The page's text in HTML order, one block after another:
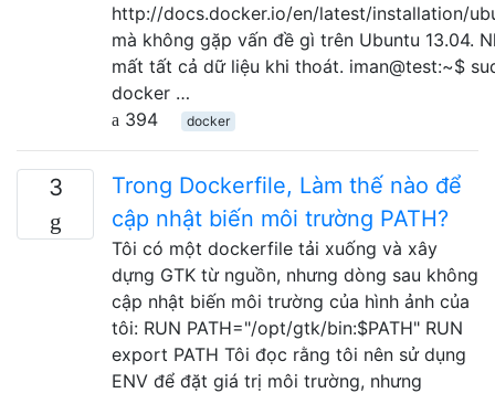
http://docs.docker.io/en/latest/installation/
mà không gặp vấn đề gì trên Ubuntu 13.04.
mất tất cả dữ liệu khi thoát. iman@test:~$
docker …
394
docker
3
Trong Dockerfile, Làm thế nào để
cập nhật biến môi trường PATH?
Tôi có một dockerfile tải xuống và xây
dựng GTK từ nguồn, nhưng dòng sau không
cập nhật biến môi trường của hình ảnh của
tôi: RUN PATH="/opt/gtk/bin:$PATH" RUN
export PATH Tôi đọc rằng tôi nên sử dụng
ENV để đặt giá trị môi trường, nhưng